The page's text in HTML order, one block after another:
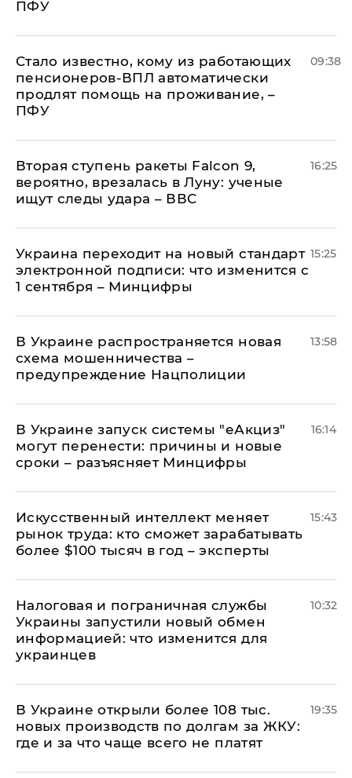
ПФУ
Стало известно, кому из работающих
пенсионеров-ВПЛ автоматически
продлят помощь на проживание, –
ПФУ
09:38
Вторая ступень ракеты Falcon 9,
вероятно, врезалась в Луну: ученые
ищут следы удара – ВВС
16:25
Украина переходит на новый стандарт
электронной подписи: что изменится с
1 сентября – Минцифры
15:25
В Украине распространяется новая
схема мошенничества –
предупреждение Нацполиции
13:58
В Украине запуск системы "еАкциз"
могут перенести: причины и новые
сроки – разъясняет Минцифры
16:14
Искусственный интеллект меняет
рынок труда: кто сможет зарабатывать
более $100 тысяч в год – эксперты
15:43
Налоговая и пограничная службы
Украины запустили новый обмен
информацией: что изменится для
украинцев
10:32
В Украине открыли более 108 тыс.
новых производств по долгам за ЖКУ:
где и за что чаще всего не платят
19:35